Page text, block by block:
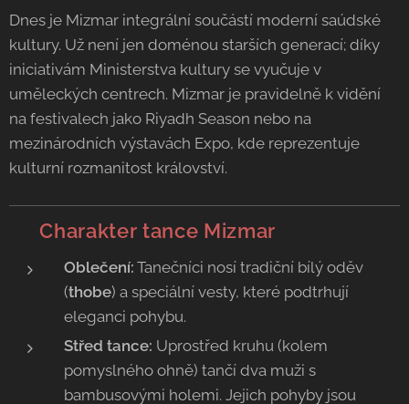
Dnes je Mizmar integrální součástí moderní saúdské
kultury. Už není jen doménou starších generací; díky
iniciativám Ministerstva kultury se vyučuje v
uměleckých centrech. Mizmar je pravidelně k vidění
na festivalech jako Riyadh Season nebo na
mezinárodních výstavách Expo, kde reprezentuje
kulturní rozmanitost království.
💃 Charakter tance Mizmar
Oblečení: Tanečníci nosí tradiční bílý oděv
(thobe) a speciální vesty, které podtrhují
eleganci pohybu.
Střed tance: Uprostřed kruhu (kolem
pomyslného ohně) tančí dva muži s
bambusovými holemi. Jejich pohyby jsou